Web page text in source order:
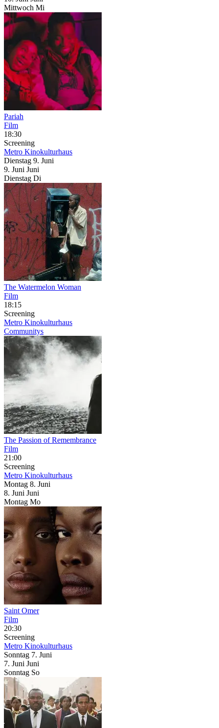
Mittwoch Mi
Pariah
Film
18:30
Screening
Metro Kinokulturhaus
Dienstag 9. Juni
9. Juni Juni
Dienstag Di
The Watermelon Woman
Film
18:15
Screening
Metro Kinokulturhaus
Communitys
The Passion of Remembrance
Film
21:00
Screening
Metro Kinokulturhaus
Montag 8. Juni
8. Juni Juni
Montag Mo
Saint Omer
Film
20:30
Screening
Metro Kinokulturhaus
Sonntag 7. Juni
7. Juni Juni
Sonntag So